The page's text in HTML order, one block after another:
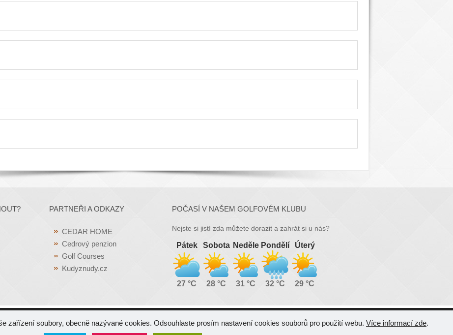
PARTNEŘI A ODKAZY
CEDAR HOME
Cedrový penzion
Golf Courses
Kudyznudy.cz
POČASÍ V NAŠEM GOLFOVÉM KLUBU
Nejste si jistí zda můžete dorazit a zahrát si u nás?
Pátek
27 °C
Sobota
28 °C
Neděle
31 °C
Pondělí
32 °C
Úterý
29 °C
Osyčina - Všechna práva vyhrazena |Mapa stránek
Redakční systém Web-SOUL
zařízení soubory, obecně nazývané cookies. Odsouhlaste prosím nastavení cookies souborů pro použití webu. Více informací zde.